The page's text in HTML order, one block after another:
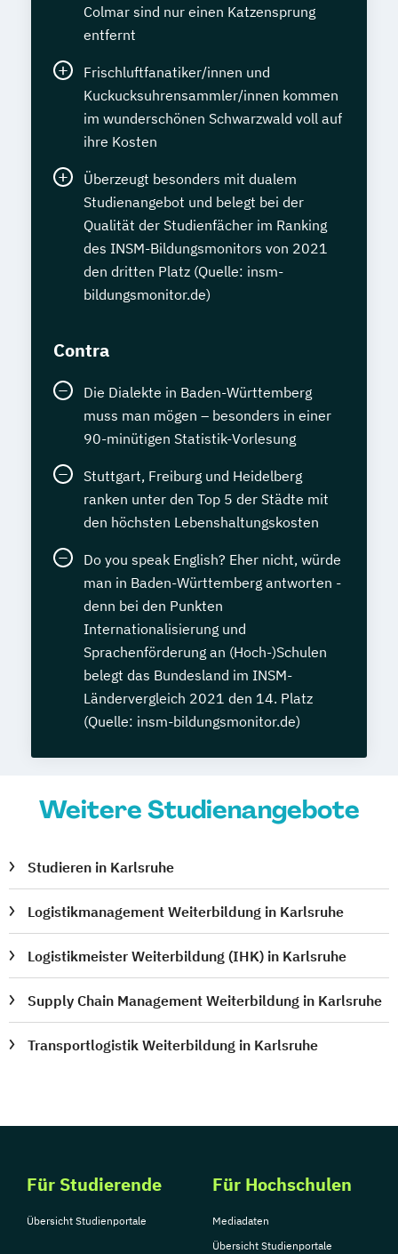
Colmar sind nur einen Katzensprung
entfernt
Frischluftfanatiker/innen und
Kuckucksuhrensammler/innen kommen
im wunderschönen Schwarzwald voll auf
ihre Kosten
Überzeugt besonders mit dualem
Studienangebot und belegt bei der
Qualität der Studienfächer im Ranking
des INSM-Bildungsmonitors von 2021
den dritten Platz (Quelle: insm-
bildungsmonitor.de)
Contra
Die Dialekte in Baden-Württemberg
muss man mögen – besonders in einer
90-minütigen Statistik-Vorlesung
Stuttgart, Freiburg und Heidelberg
ranken unter den Top 5 der Städte mit
den höchsten Lebenshaltungskosten
Do you speak English? Eher nicht, würde
man in Baden-Württemberg antworten -
denn bei den Punkten
Internationalisierung und
Sprachenförderung an (Hoch-)Schulen
belegt das Bundesland im INSM-
Ländervergleich 2021 den 14. Platz
(Quelle: insm-bildungsmonitor.de)
Weitere Studienangebote
Studieren in Karlsruhe
Logistikmanagement Weiterbildung in Karlsruhe
Logistikmeister Weiterbildung (IHK) in Karlsruhe
Supply Chain Management Weiterbildung in Karlsruhe
Transportlogistik Weiterbildung in Karlsruhe
Für Studierende
Übersicht Studienportale
Für Hochschulen
Mediadaten
Übersicht Studienportale